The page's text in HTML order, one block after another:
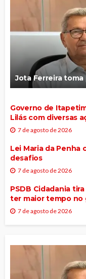
Jota Ferreira toma
Governo de
Lilás com diversas
7 de agosto de 2026
Lei Maria da Penha
desafios
7 de agosto de 2026
PSDB Cidadania
ter maior tempo no
7 de agosto de 2026